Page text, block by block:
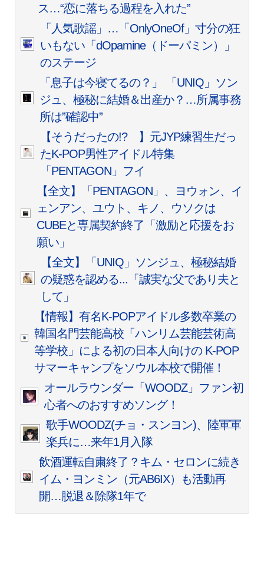
ス…“恋に落ちる過程を入れた”
「人気歌謡」…「OnlyOneOf」寸分の狂
いもない「dOpamine（ドーパミン）」
のステージ
「息子は今寝てるの？」 「UNIQ」ソン
ジュ、極秘に結婚＆出産か？…所属事務
所は”確認中”
【そうだったの!? 】元JYP練習生だっ
たK-POP男性アイドル特集
「PENTAGON」フイ
【全文】「PENTAGON」、ヨウォン、イ
ェンアン、ユウト、キノ、ウソクは
CUBEと専属契約終了「激励と応援をお
願い」
【全文】「UNIQ」ソンジュ、極秘結婚
の疑惑を認める...「誠実な父であり夫と
して」
【情報】有名K-POPアイドル多数卒業の
韓国名門芸能高校「ハンリム芸能芸術高
等学校」による初の日本人向けの K-POP
サマーキャンプをソウル本校で開催！
オールラウンダー「WOODZ」ファン初
心者へのおすすめソング！
歌手WOODZ(チョ・スンヨン)、陸軍軍
楽兵に…来年1月入隊
飲酒運転自粛終了？キム・セロンに続き
イム・ヨンミン（元AB6IX）も活動再
開…脱退＆除隊1年で